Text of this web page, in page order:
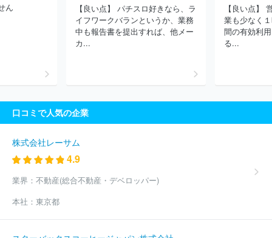
会社
株式会社荏原製作所 日本トムソン株式会社
川崎重工業株
株式会社技研製作所 株式会社アイエイアイ
ほか(4294
ん
【良い点】 パチスロ好きなら、ラ
イフワークバランというか、業務
中も報告書を提出すれば、他メー
カ...
【良い点】
業も少なく
間の有効利
る...
口コミで人気の企業
株式会社レーサム
4.9
業界： 不動産(総合不動産・デベロッパー)
本社： 東京都